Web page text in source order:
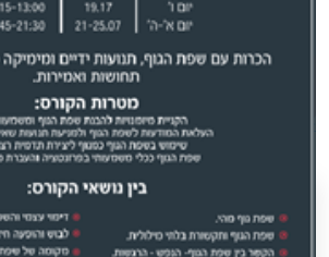
מתלבטים איזה קורס מתאים
השאירו פרטים ונעזור לכם
שפת גוף ותקשורת לא מילולית
< חזרה לעמוד הקודם